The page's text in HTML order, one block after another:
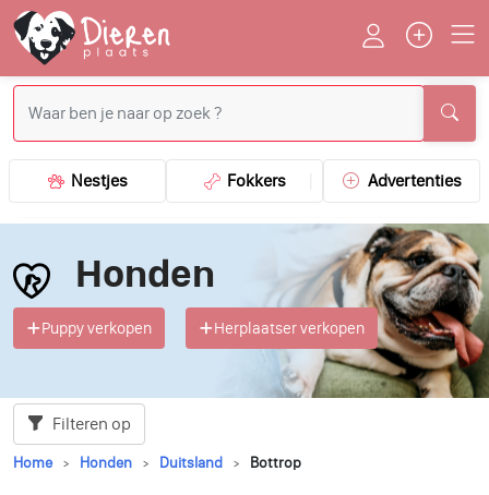
Nestjes Fokkers Advertenties
Honden
Puppy verkopen Herplaatser verkopen
Filteren op
Home Honden Duitsland Bottrop